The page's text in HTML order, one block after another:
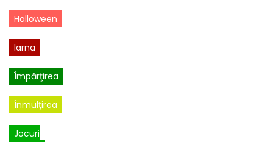
Halloween
Iarna
Împărţirea
Înmulţirea
Jocuri